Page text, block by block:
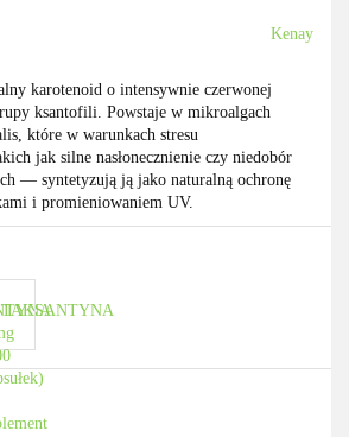
Kenay
karotenoid o intensywnie czerwonej
ksantofili. Powstaje w mikroalgach
które w warunkach stresu
jak silne nasłonecznienie czy niedobór
— syntetyzują ją jako naturalną ochronę
i promieniowaniem UV.